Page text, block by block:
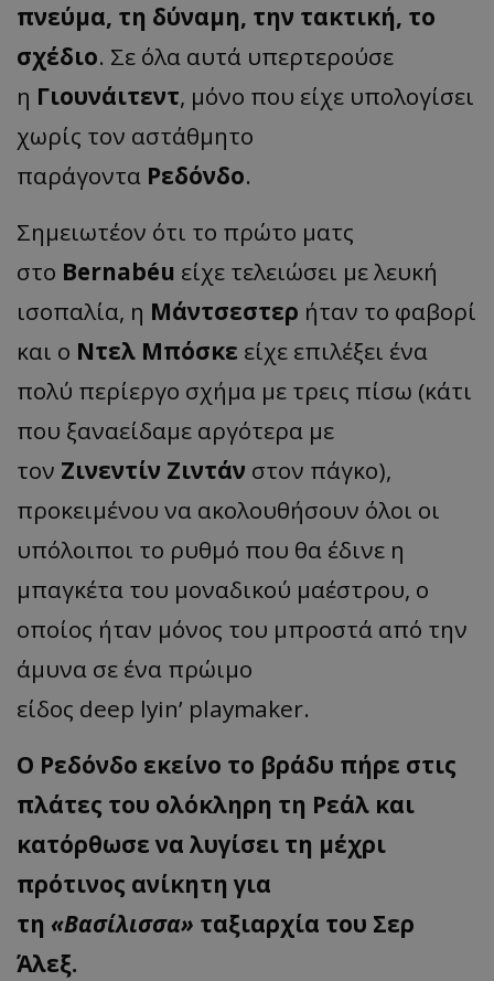
πνεύμα, τη δύναμη, την τακτική, το
σχέδιο. Σε όλα αυτά υπερτερούσε
η Γιουνάιτεντ, μόνο που είχε υπολογίσει
χωρίς τον αστάθμητο
παράγοντα Ρεδόνδο.
Σημειωτέον ότι το πρώτο ματς
στο Bernabéu είχε τελειώσει με λευκή
ισοπαλία, η Μάντσεστερ ήταν το φαβορί
και ο Ντελ Μπόσκε είχε επιλέξει ένα
πολύ περίεργο σχήμα με τρεις πίσω (κάτι
που ξαναείδαμε αργότερα με
τον Ζινεντίν Ζιντάν στον πάγκο),
προκειμένου να ακολουθήσουν όλοι οι
υπόλοιποι το ρυθμό που θα έδινε η
μπαγκέτα του μοναδικού μαέστρου, ο
οποίος ήταν μόνος του μπροστά από την
άμυνα σε ένα πρώιμο
είδος deep lyin’ playmaker.
Ο Ρεδόνδο εκείνο το βράδυ πήρε στις
πλάτες του ολόκληρη τη Ρεάλ και
κατόρθωσε να λυγίσει τη μέχρι
πρότινος ανίκητη για
τη «Βασίλισσα» ταξιαρχία του Σερ
Άλεξ.